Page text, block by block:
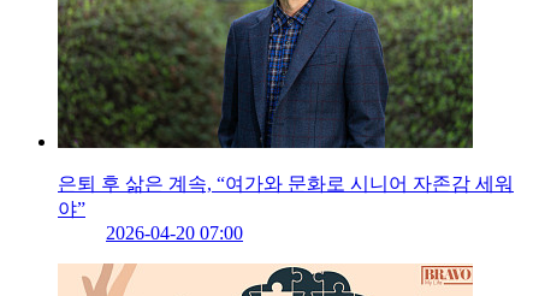
은퇴 후 삶은 계속, “여가와 문화로 시니어 자존감 세워
야”
2026-04-20 07:00